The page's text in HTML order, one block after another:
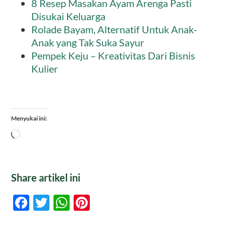
8 Resep Masakan Ayam Arenga Pasti
Disukai Keluarga
Rolade Bayam, Alternatif Untuk Anak-
Anak yang Tak Suka Sayur
Pempek Keju – Kreativitas Dari Bisnis
Kulier
Menyukai ini:
Memuat...
Share artikel ini
Facebook
TwitterWhatsApp